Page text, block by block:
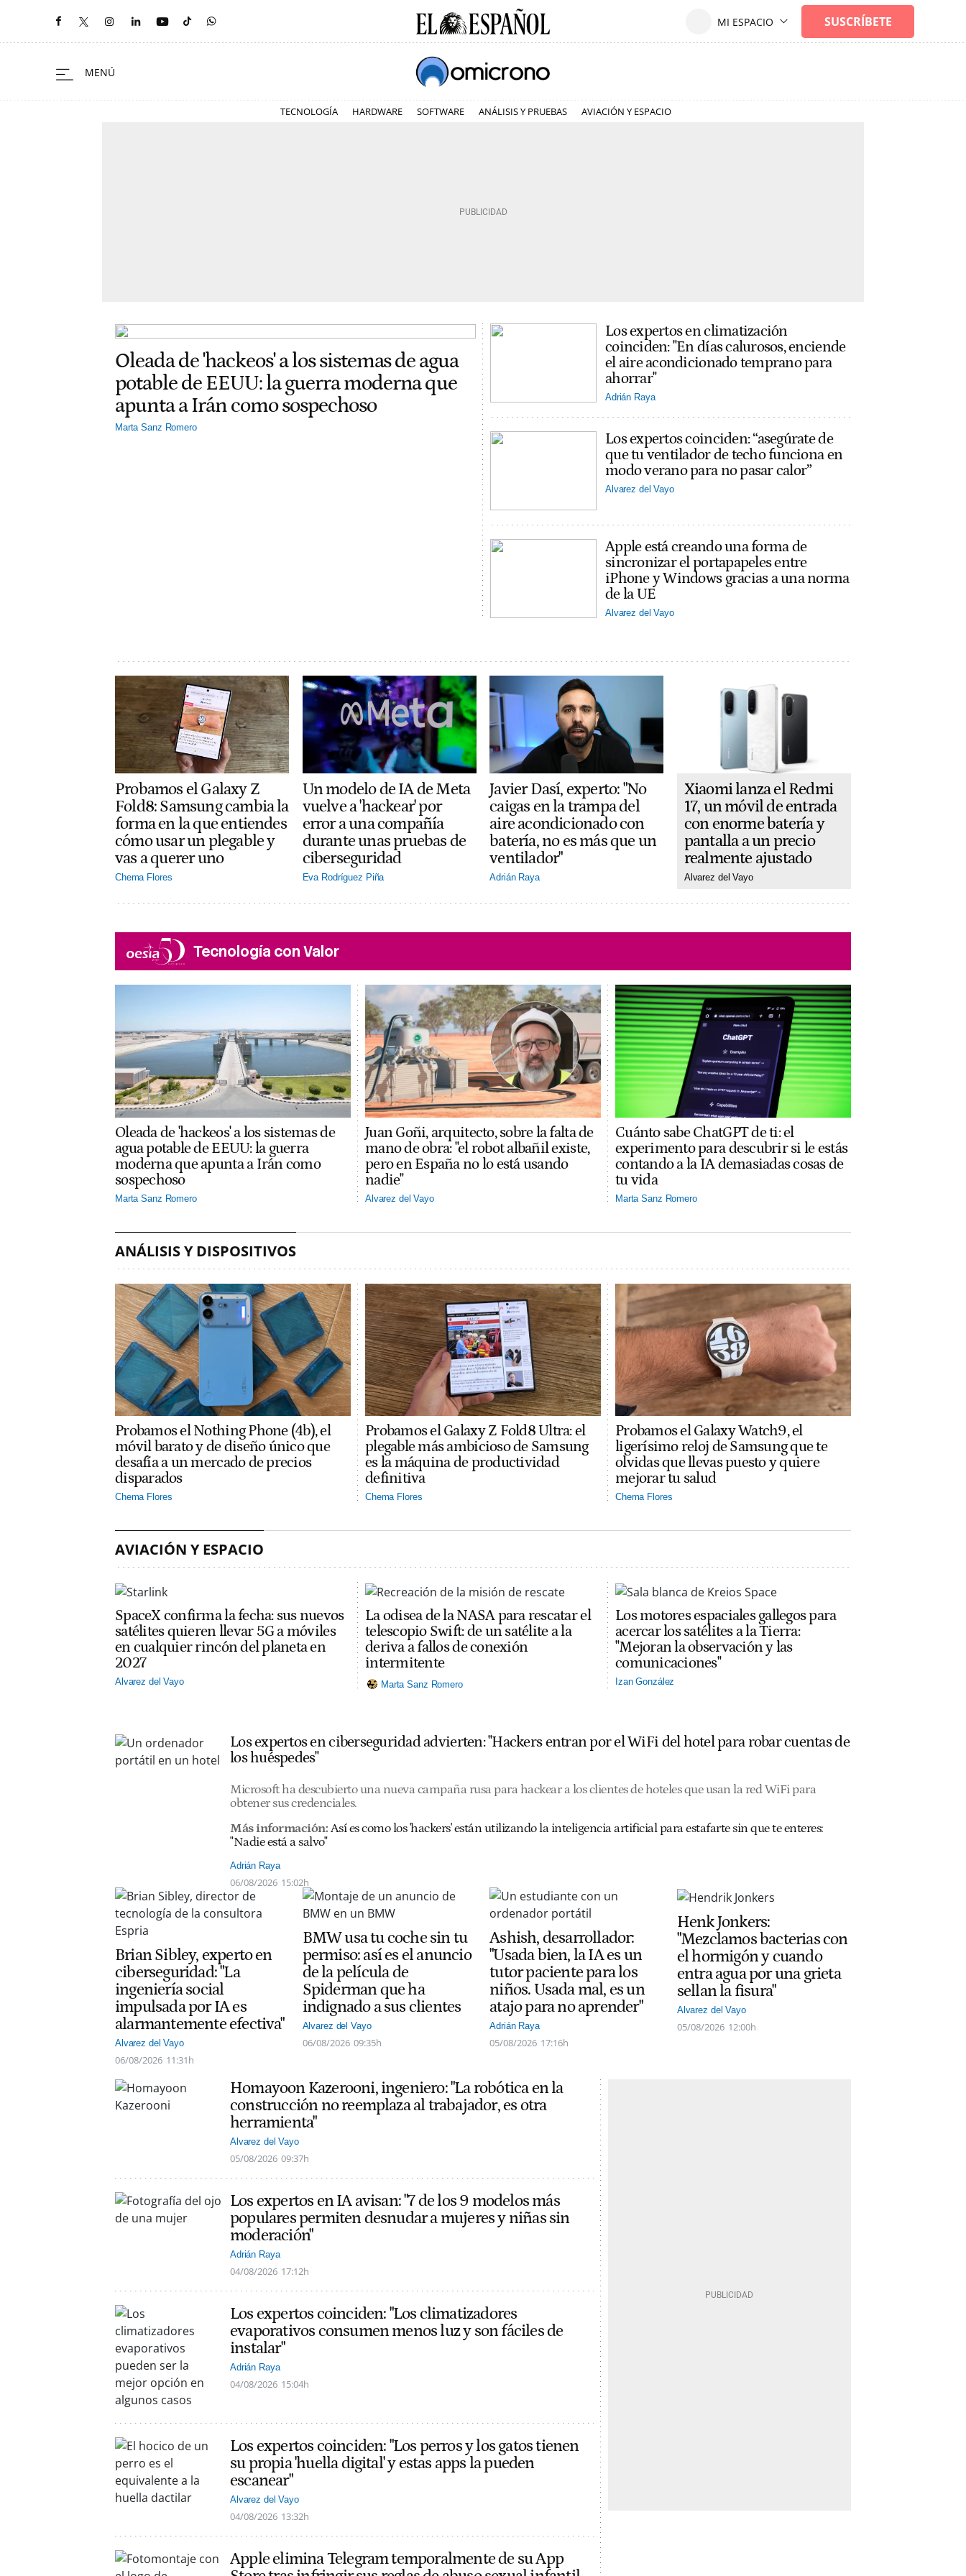
TECNOLOGÍA HARDWARE SOFTWARE ANÁLISIS Y PRUEBAS AVIACIÓN Y ESPACIO
Oleada de 'hackeos' a los sistemas de agua
potable de EEUU: la guerra moderna que
apunta a Irán como sospechoso
Marta Sanz Romero
Los expertos en climatización
coinciden: "En días calurosos, enciende
el aire acondicionado temprano para
ahorrar"
Adrián Raya
Los expertos coinciden: “asegúrate de
que tu ventilador de techo funciona en
modo verano para no pasar calor”
Alvarez del Vayo
Apple está creando una forma de
sincronizar el portapapeles entre
iPhone y Windows gracias a una norma
de la UE
Alvarez del Vayo
Probamos el Galaxy Z
Fold8: Samsung cambia la
forma en la que entiendes
cómo usar un plegable y
vas a querer uno
Chema Flores
Un modelo de IA de Meta
vuelve a 'hackear' por
error a una compañía
durante unas pruebas de
ciberseguridad
Eva Rodríguez Piña
Javier Dasí, experto: "No
caigas en la trampa del
aire acondicionado con
batería, no es más que un
ventilador"
Adrián Raya
Xiaomi lanza el Redmi
17, un móvil de entrada
con enorme batería y
pantalla a un precio
realmente ajustado
Alvarez del Vayo
Tecnología con Valor
Oleada de 'hackeos' a los sistemas de
agua potable de EEUU: la guerra
moderna que apunta a Irán como
sospechoso
Marta Sanz Romero
Juan Goñi, arquitecto, sobre la falta de
mano de obra: "el robot albañil existe,
pero en España no lo está usando
nadie"
Alvarez del Vayo
Cuánto sabe ChatGPT de ti: el
experimento para descubrir si le estás
contando a la IA demasiadas cosas de
tu vida
Marta Sanz Romero
ANÁLISIS Y DISPOSITIVOS
Probamos el Nothing Phone (4b), el
móvil barato y de diseño único que
desafía a un mercado de precios
disparados
Chema Flores
Probamos el Galaxy Z Fold8 Ultra: el
plegable más ambicioso de Samsung
es la máquina de productividad
definitiva
Chema Flores
Probamos el Galaxy Watch9, el
ligerísimo reloj de Samsung que te
olvidas que llevas puesto y quiere
mejorar tu salud
Chema Flores
AVIACIÓN Y ESPACIO
SpaceX confirma la fecha: sus nuevos
satélites quieren llevar 5G a móviles
en cualquier rincón del planeta en
2027
Alvarez del Vayo
La odisea de la NASA para rescatar el
telescopio Swift: de un satélite a la
deriva a fallos de conexión
intermitente
Marta Sanz Romero
Los motores espaciales gallegos para
acercar los satélites a la Tierra:
"Mejoran la observación y las
comunicaciones"
Izan González
Los expertos en ciberseguridad advierten: "Hackers entran por el WiFi del hotel para robar cuentas de
los huéspedes"
Microsoft ha descubierto una nueva campaña rusa para hackear a los clientes de hoteles que usan la red WiFi para
obtener sus credenciales.
Más información: Así es como los 'hackers' están utilizando la inteligencia artificial para estafarte sin que te enteres:
"Nadie está a salvo"
Adrián Raya
06/08/2026 15:02h
Brian Sibley, experto en
ciberseguridad: "La
ingeniería social
impulsada por IA es
alarmantemente efectiva"
Alvarez del Vayo
06/08/2026 11:31h
BMW usa tu coche sin tu
permiso: así es el anuncio
de la película de
Spiderman que ha
indignado a sus clientes
Alvarez del Vayo
06/08/2026 09:35h
Ashish, desarrollador:
"Usada bien, la IA es un
tutor paciente para los
niños. Usada mal, es un
atajo para no aprender"
Adrián Raya
05/08/2026 17:16h
Henk Jonkers:
"Mezclamos bacterias con
el hormigón y cuando
entra agua por una grieta
sellan la fisura"
Alvarez del Vayo
05/08/2026 12:00h
Homayoon Kazerooni, ingeniero: "La robótica en la
construcción no reemplaza al trabajador, es otra
herramienta"
Alvarez del Vayo
05/08/2026 09:37h
Los expertos en IA avisan: "7 de los 9 modelos más
populares permiten desnudar a mujeres y niñas sin
moderación"
Adrián Raya
04/08/2026 17:12h
Los expertos coinciden: "Los climatizadores
evaporativos consumen menos luz y son fáciles de
instalar"
Adrián Raya
04/08/2026 15:04h
Los expertos coinciden: "Los perros y los gatos tienen
su propia 'huella digital' y estas apps la pueden
escanear"
Alvarez del Vayo
04/08/2026 13:32h
Apple elimina Telegram temporalmente de su App